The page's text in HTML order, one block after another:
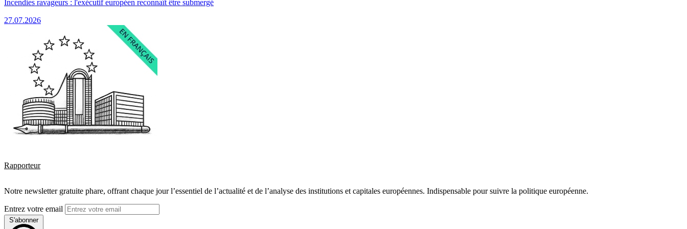
Incendies ravageurs : l'exécutif européen reconnaît être submergé
27.07.2026
Rapporteur
Notre newsletter gratuite phare, offrant chaque jour l’essentiel de l’actualité et de l’analyse des institutions et capitales européennes. Indispensable pour suivre la politique européenne.
Entrez votre email
S'abonner